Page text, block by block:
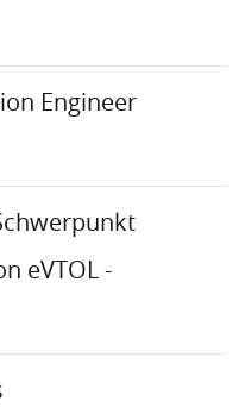
Engineer
eVTOL -